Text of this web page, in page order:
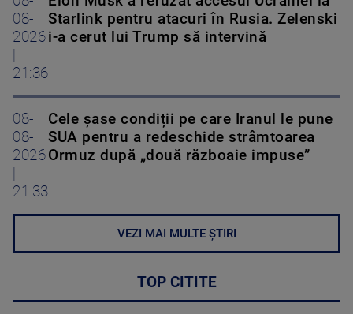
08-
2026
21:36
Starlink pentru atacuri în Rusia. Zelenski
i-a cerut lui Trump să intervină
08-
08-
2026
21:33
Cele șase condiții pe care Iranul le pune
SUA pentru a redeschide strâmtoarea
Ormuz după „două războaie impuse”
VEZI MAI MULTE ȘTIRI
TOP CITITE